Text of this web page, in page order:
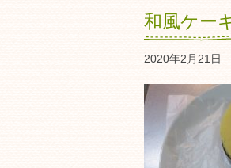
和風ケー
2020年2月21日